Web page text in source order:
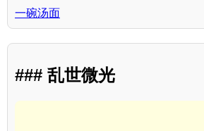
一碗汤面
### 乱世微光